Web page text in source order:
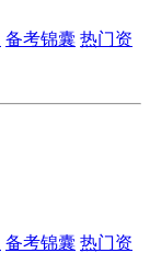
备考锦囊 热门资
备考锦囊 热门资